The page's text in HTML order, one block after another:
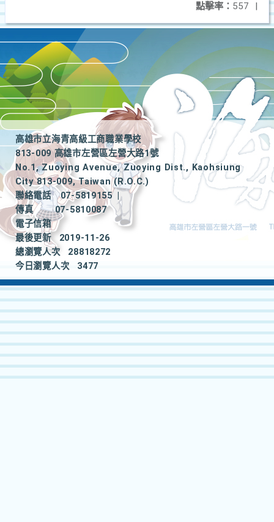
點擊率： 557 |
高雄市立海青高級工商職業學校
813-009 高雄市左營區左營大路1號
No.1, Zuoying Avenue, Zuoying Dist., Kaohsiung
City 813-009, Taiwan (R.O.C.)
聯絡電話
07-5819155
|
傳真
07-5810087
電子信箱
最後更新
2019-11-26
總瀏覽人次
28818272
今日瀏覽人次
3477